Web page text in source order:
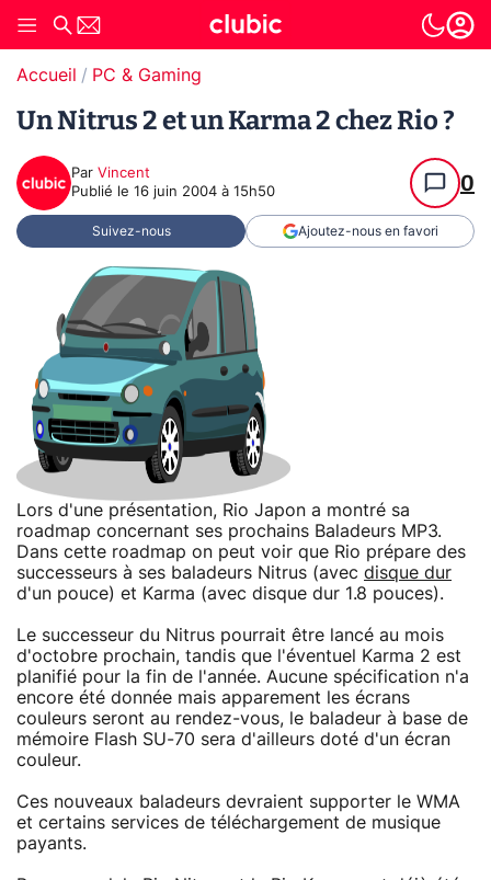
Accueil PC & Gaming
Un Nitrus 2 et un Karma 2 chez Rio ?
Par Vincent
Publié le 16 juin 2004 à 15h50 0
Suivez-nous Ajoutez-nous en favori
Lors d'une présentation, Rio Japon a montré sa
roadmap concernant ses prochains Baladeurs MP3.
Dans cette roadmap on peut voir que Rio prépare des
successeurs à ses baladeurs Nitrus (avec disque dur
d'un pouce) et Karma (avec disque dur 1.8 pouces).
Le successeur du Nitrus pourrait être lancé au mois
d'octobre prochain, tandis que l'éventuel Karma 2 est
planifié pour la fin de l'année. Aucune spécification n'a
encore été donnée mais apparement les écrans
couleurs seront au rendez-vous, le baladeur à base de
mémoire Flash SU-70 sera d'ailleurs doté d'un écran
couleur.
Ces nouveaux baladeurs devraient supporter le WMA
et certains services de téléchargement de musique
payants.